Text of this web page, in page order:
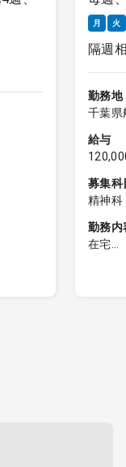
月 火
隔週
勤務地
千葉県
給与
募集科
精神科
勤務内
在宅